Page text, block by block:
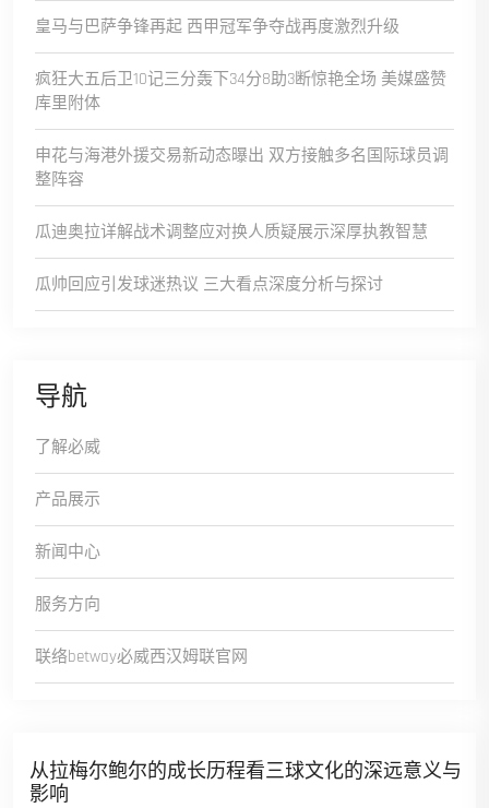
皇马与巴萨争锋再起 西甲冠军争夺战再度激烈升级
疯狂大五后卫10记三分轰下34分8助3断惊艳全场 美媒盛赞
库里附体
申花与海港外援交易新动态曝出 双方接触多名国际球员调
整阵容
瓜迪奥拉详解战术调整应对换人质疑展示深厚执教智慧
瓜帅回应引发球迷热议 三大看点深度分析与探讨
导航
了解必威
产品展示
新闻中心
服务方向
联络betway必威西汉姆联官网
从拉梅尔鲍尔的成长历程看三球文化的深远意义与
影响